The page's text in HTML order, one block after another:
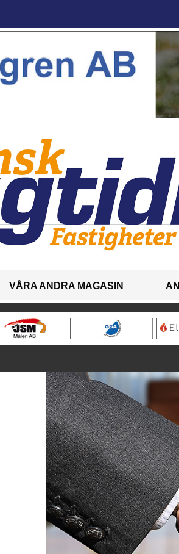
VÅRA ANDRA MAGASIN